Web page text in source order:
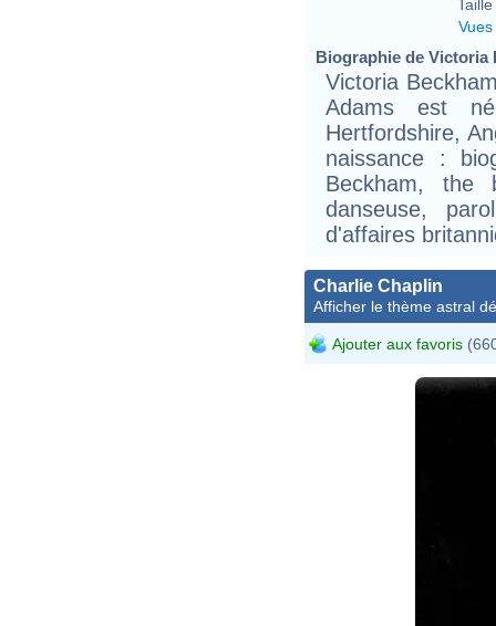
Vues
Biographie de Victoria
Victoria
Adams est
Hertfordshire,
naissance :
Beckham, the
danseuse,
d'affaires
Charlie Chaplin
Afficher le thème astral
Ajouter aux favoris